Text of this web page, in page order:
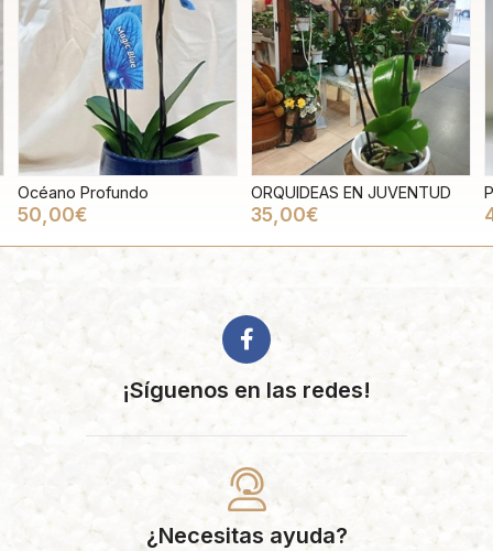
Océano Profundo
50,00€
ORQUIDEAS EN JUVENTUD
35,00€
¡Síguenos en las redes!
¿Necesitas ayuda?